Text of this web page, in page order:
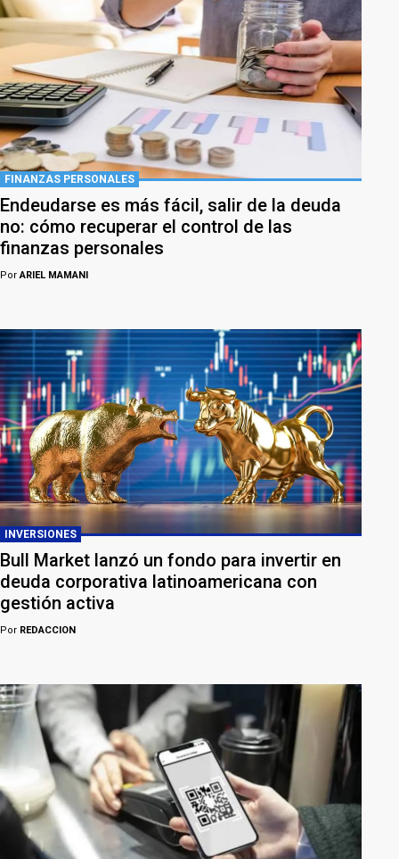
FINANZAS PERSONALES
Endeudarse es más fácil, salir de la deuda
no: cómo recuperar el control de las
finanzas personales
PorARIEL MAMANI
INVERSIONES
Bull Market lanzó un fondo para invertir en
deuda corporativa latinoamericana con
gestión activa
Por REDACCION